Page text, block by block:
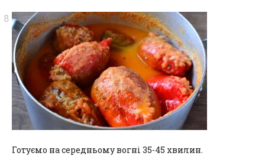
Готуємо на середньому вогні 35-45 хвилин.